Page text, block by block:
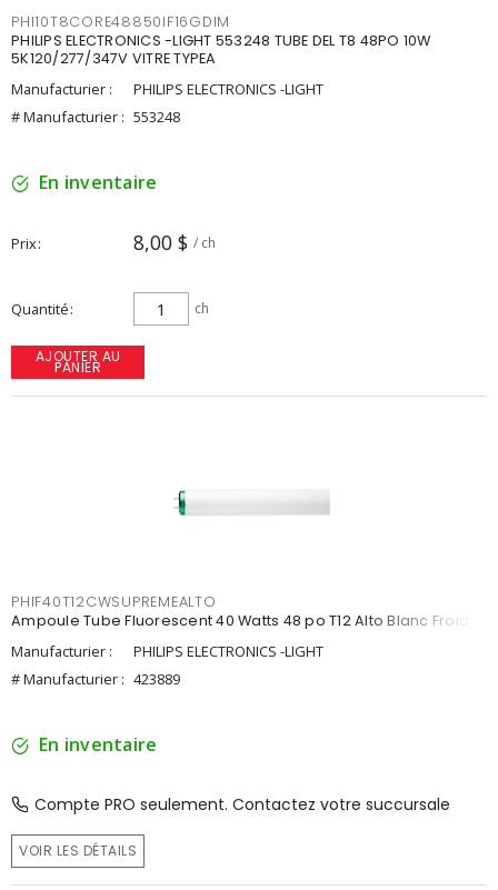
PHI10T8CORE48850IF16GDIM
PHILIPS ELECTRONICS -LIGHT 553248 TUBE DEL T8 48PO 10W
5K120/277/347V VITRE TYPEA
Manufacturier :
PHILIPS ELECTRONICS -LIGHT
# Manufacturier : 553248
En inventaire
Prix 8,00 $ / ch
Quantité ch
AJOUTER AU
PANIER
PHIF40T12CWSUPREMEALTO
Ampoule Tube Fluorescent 40 Watts 48 po T12 Alto Blanc Froid
Manufacturier :
PHILIPS ELECTRONICS -LIGHT
# Manufacturier : 423889
En inventaire
Compte PRO seulement. Contactez votre succursale
VOIR LES DÉTAILS